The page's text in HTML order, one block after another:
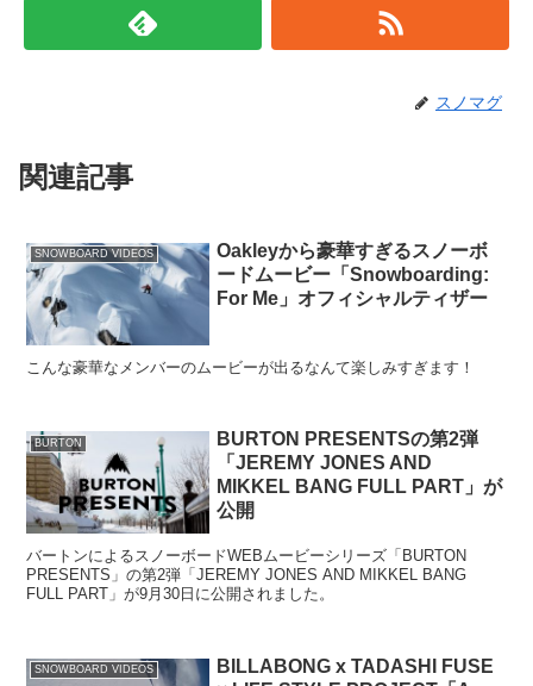
スノマグ
関連記事
SNOWBOARD VIDEOS
Oakleyから豪華すぎるスノーボ
ードムービー「Snowboarding:
For Me」オフィシャルティザー
こんな豪華なメンバーのムービーが出るなんて楽しみすぎます！
BURTON
BURTON PRESENTSの第2弾
「JEREMY JONES AND
MIKKEL BANG FULL PART」が
公開
バートンによるスノーボードWEBムービーシリーズ「BURTON
PRESENTS」の第2弾「JEREMY JONES AND MIKKEL BANG
FULL PART」が9月30日に公開されました。
SNOWBOARD VIDEOS
BILLABONG x TADASHI FUSE